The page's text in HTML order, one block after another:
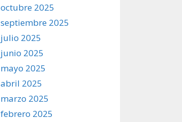
octubre 2025
septiembre 2025
julio 2025
junio 2025
mayo 2025
abril 2025
marzo 2025
febrero 2025